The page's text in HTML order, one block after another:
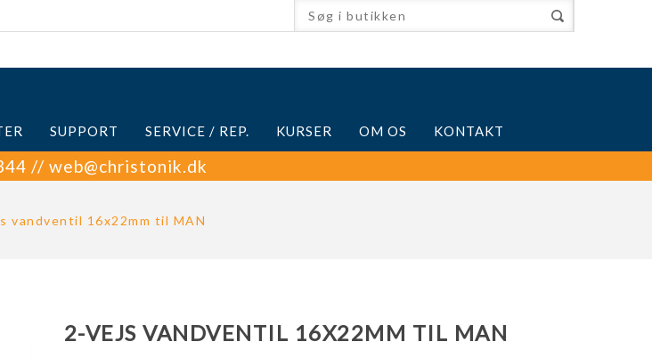
SUPPORT SERVICE / REP. KURSER OM OS KONTAKT
// web@christonik.dk
vandventil 16x22mm til MAN
2-VEJS VANDVENTIL 16X22MM TIL MAN